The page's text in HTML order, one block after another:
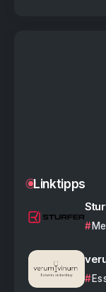
Linktipps